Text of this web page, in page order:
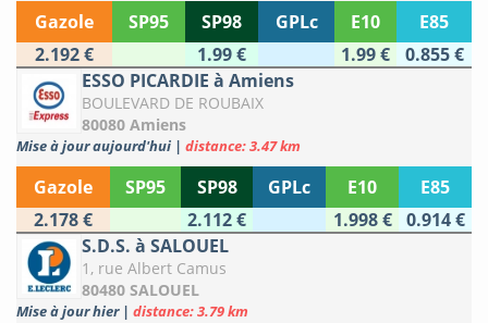
Gazole SP95 SP98 GPLc E10
E85
2.192 €
1.99 € 1.99 €
0.855 €
ESSO PICARDIE à Amiens
BOULEVARD DE ROUBAIX
80080 Amiens
Mise à jour aujourd'hui | distance: 3.47 km
Gazole SP95 SP98 GPLc E10
E85
2.178 €
2.112 € 1.998 €
0.914 €
S.D.S. à SALOUEL
1, rue Albert Camus
80480 SALOUEL
Mise à jour hier | distance: 3.79 km